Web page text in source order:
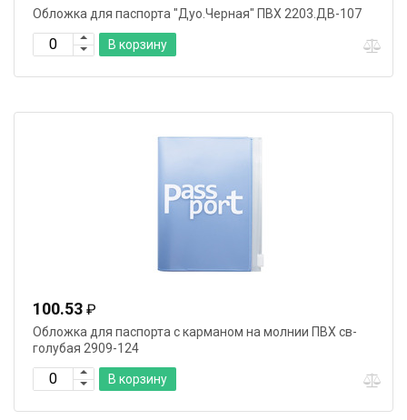
Обложка для паспорта "Дуо.Черная" ПВХ 2203.ДВ-107
В корзину
100.53 ₽
Обложка для паспорта с карманом на молнии ПВХ св-
голубая 2909-124
В корзину